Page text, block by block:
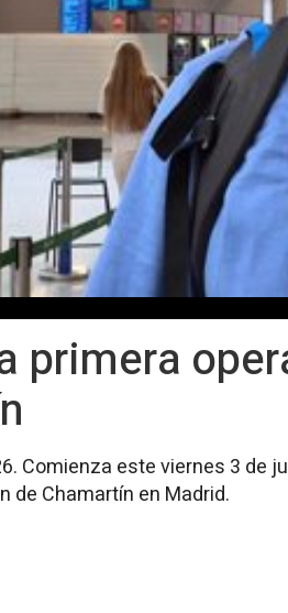
primera
Comienza este viernes 3 de
de Chamartín en Madrid.